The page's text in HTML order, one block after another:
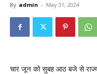
By admin - May 31, 2024
चार जून को सुबह आठ बजे से